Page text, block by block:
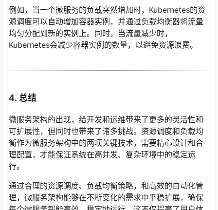
例如，当一个微服务的负载突然增加时，Kubernetes的资
源调度可以自动增加容器实例，并通过负载均衡器将流量
均匀分配到新的实例上。同时，当流量减少时，
Kubernetes会减少容器实例的数量，以避免资源浪费。
4. 总结
微服务架构的出现，给开发和运维带来了更多的灵活性和
可扩展性，但同时也带来了诸多挑战。资源调度和负载均
衡作为微服务架构中的两项关键技术，需要精心设计和合
理配置，才能保证系统在高并发、复杂环境中的稳定运
行。
通过合理的资源调度、负载均衡策略，和高效的自动化管
理，微服务架构能够在不断变化的需求中平稳扩展，确保